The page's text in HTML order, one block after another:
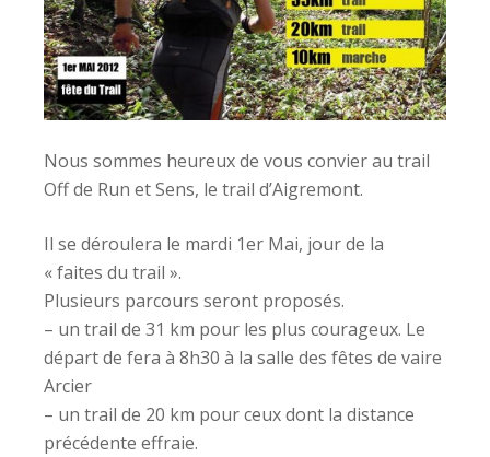
Nous sommes heureux de vous convier au trail
Off de Run et Sens, le trail d’Aigremont.
Il se déroulera le mardi 1er Mai, jour de la
« faites du trail ».
Plusieurs parcours seront proposés.
– un trail de 31 km pour les plus courageux. Le
départ de fera à 8h30 à la salle des fêtes de vaire
Arcier
– un trail de 20 km pour ceux dont la distance
précédente effraie.